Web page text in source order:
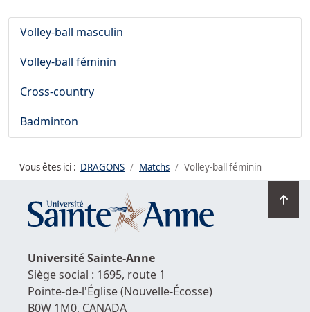
Volley-ball masculin
Volley-ball féminin
Cross-country
Badminton
Vous êtes ici : DRAGONS Matchs Volley-ball féminin
en
UniversitéSainte-Anne
Siège social : 1695, route 1
Pointe-de-l'Église(Nouvelle-Écosse)
B0W 1M0, CANADA